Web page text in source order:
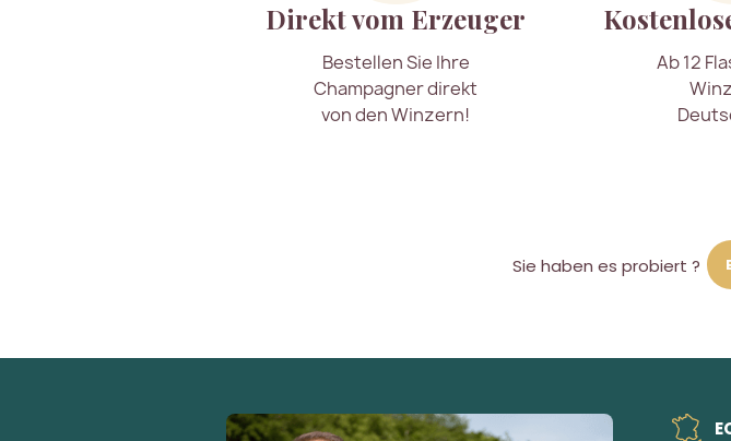
Direkt vom Erzeuger
Bestellen Sie Ihre
Champagner direkt
von den Winzern!
Ab 12
Sie haben es probiert ?